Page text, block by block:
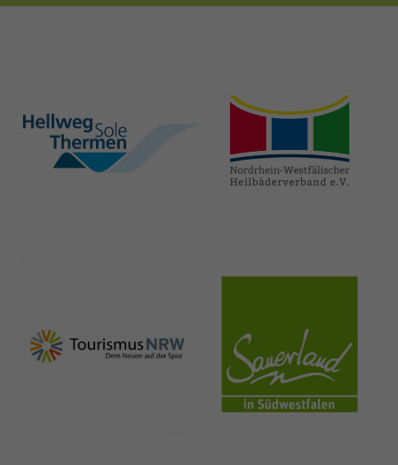
hellweg-sole-
thermen.de
heilbaeder.de
nrw-
tourismus.de
sauerland.co
m